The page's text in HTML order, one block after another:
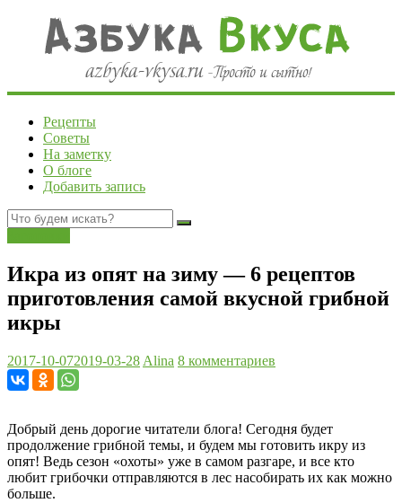
Рецепты
Советы
На заметку
О блоге
Добавить запись
Икра из опят на зиму — 6 рецептов
приготовления самой вкусной грибной
икры
2017-10-072019-03-28 Alina 8 комментариев
Добрый день дорогие читатели блога! Сегодня будет
продолжение грибной темы, и будем мы готовить икру из
опят! Ведь сезон «охоты» уже в самом разгаре, и все кто
любит грибочки отправляются в лес насобирать их как можно
больше.